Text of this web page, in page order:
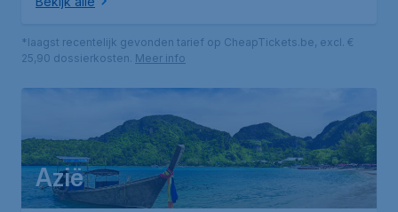
*laagst recentelijk gevonden tarief op CheapTickets.be, excl. €
25,90 dossierkosten. Meer info
Azië